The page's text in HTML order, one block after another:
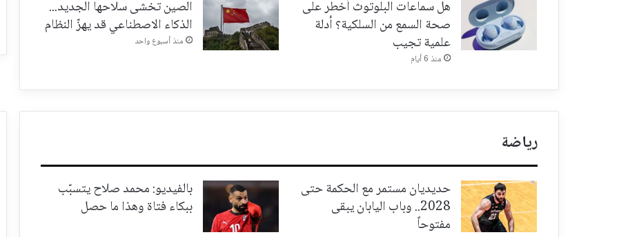
هل سماعات البلوتوث أخطر على
صحة السمع من السلكية؟ أدلة
علمية تجيب
منذ 6 أيام
الصين تخشى سلاحها الجديد...
الذكاء الاصطناعي قد يهزّ النظام
منذ أسبوع واحد
رياضة
حديديان مستمر مع الحكمة حتى
2028.. وباب اليابان يبقى
مفتوحاً
بالفيديو: محمد صلاح يتسبّب
ببكاء فتاة وهذا ما حصل